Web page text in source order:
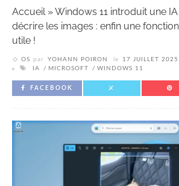
Accueil»Windows 11 introduit une
décrire les images : enfin une
utile !
OS par YOHANN POIRON le
17 JUILLET 2025
IA
MICROSOFT WINDOWS 11
FACEBOOK